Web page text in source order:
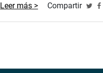
Leer más > Compartir